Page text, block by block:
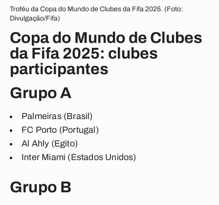
Troféu da Copa do Mundo de Clubes da Fifa 2025. (Foto:
Divulgação/Fifa)
Copa do Mundo de Clubes
da Fifa 2025: clubes
participantes
Grupo A
Palmeiras (Brasil)
FC Porto (Portugal)
Al Ahly (Egito)
Inter Miami (Estados Unidos)
Grupo B